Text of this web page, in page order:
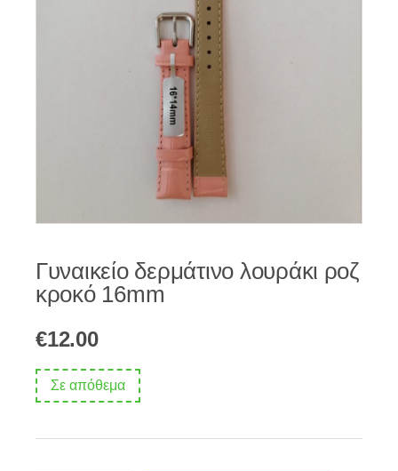
Γυναικείο δερμάτινο λουράκι ροζ
κροκό 16mm
€12.00
Σε απόθεμα